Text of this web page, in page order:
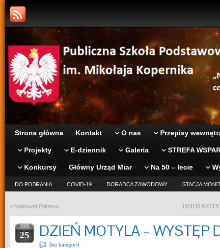
Strona główna Kontakt O nas Przepisy
Projekty E-dziennik Galeria STREFA
Konkursy Główny Urząd Miar Na 50 – lecie
DO POBRANIA COVID-19 DORADCA ZAWODOWY STACJA
« Szanowni Państwo DZIEŃ
MAR
25 DZIEŃ MOTYLA – WYSTĘP
Bez kategorii